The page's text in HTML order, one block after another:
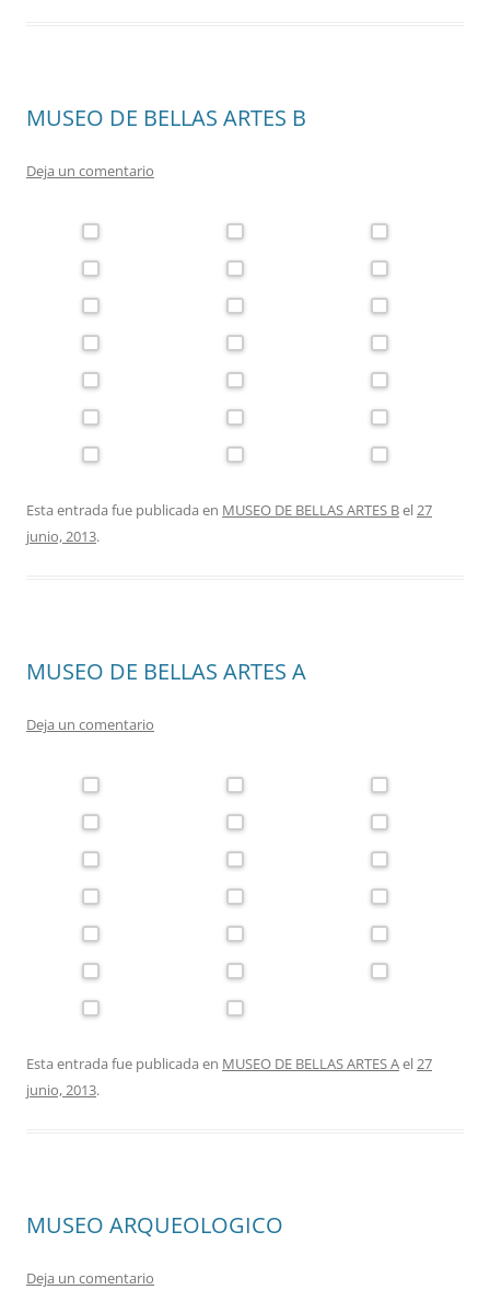
MUSEO DE BELLAS ARTES B
Deja un comentario
Esta entrada fue publicada en MUSEO DE BELLAS ARTES Bel27
junio, 2013.
MUSEO DE BELLAS ARTES A
Deja un comentario
Esta entrada fue publicada en MUSEO DE BELLAS ARTES Ael27
junio, 2013.
MUSEO ARQUEOLOGICO
Deja un comentario